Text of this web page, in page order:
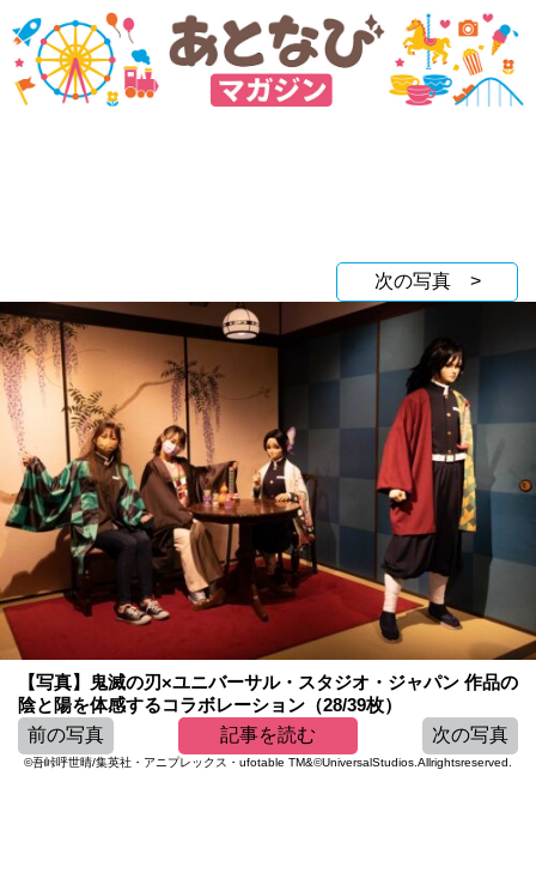
次の写真 >
【写真】鬼滅の刃×ユニバーサル・スタジオ・ジャパン 作品の
陰と陽を体感するコラボレーション（28/39枚）
前の写真
記事を読む 次の写真
©吾峠呼世晴/集英社・アニプレックス・ufotable TM&©UniversalStudios.Allrightsreserved.